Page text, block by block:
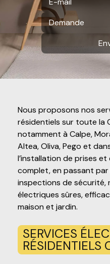
Nous proposons nos
résidentiels sur toute la
notamment à Calpe,
Altea, Oliva, Pego et
l’installation de prises
complet, en passant par
inspections de sécurité,
électriques sûres,
maison et jardin.
SERVICES
RÉSIDENTIELS